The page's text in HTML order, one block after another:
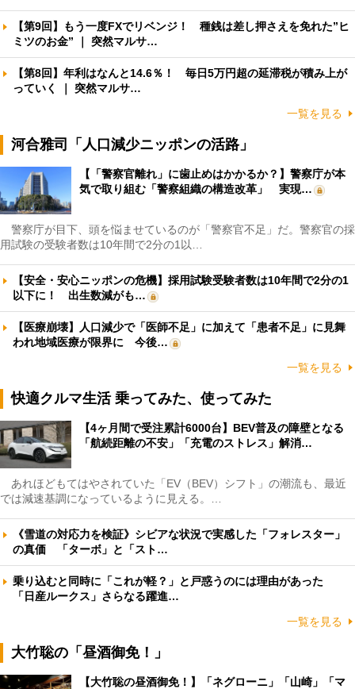
【第9回】もう一度FXでリベンジ！ 種銭は差し押さえを免れた”ヒ
ミツのお金” ｜ 突然マルサ…
【第8回】年利はなんと14.6％！ 毎日5万円超の延滞税が積み上が
っていく ｜ 突然マルサ…
一覧を見る
河合雅司「人口減少ニッポンの活路」
【「警察官離れ」に歯止めはかかるか？】警察庁が本
気で取り組む「警察組織の構造改革」 実現…
警察庁が目下、頭を悩ませているのが「警察官不足」だ。警察官の採
用試験の受験者数は10年間で2分の1以…
【安全・安心ニッポンの危機】採用試験受験者数は10年間で2分の1
以下に！ 出生数減がも…
【医療崩壊】人口減少で「医師不足」に加えて「患者不足」に見舞
われ地域医療が限界に 今後…
一覧を見る
快適クルマ生活 乗ってみた、使ってみた
【4ヶ月間で受注累計6000台】BEV普及の障壁となる
「航続距離の不安」「充電のストレス」解消…
あれほどもてはやされていた「EV（BEV）シフト」の潮流も、最近
では減速基調になっているように見える。…
《雪道の対応力を検証》シビアな状況で実感した「フォレスター」
の真価 「ターボ」と「スト…
乗り込むと同時に「これが軽？」と戸惑うのには理由があった
「日産ルークス」さらなる躍進…
一覧を見る
大竹聡の「昼酒御免！」
【大竹聡の昼酒御免！】「ネグローニ」「山崎」「マ